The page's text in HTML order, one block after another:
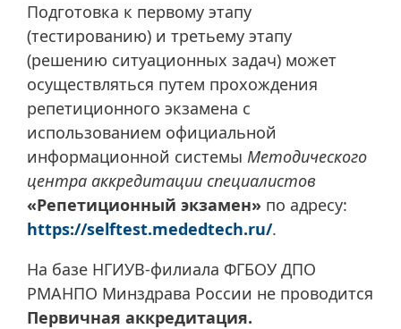
Подготовка к первому этапу
(тестированию) и третьему этапу
(решению ситуационных задач) может
осуществляться путем прохождения
репетиционного экзамена с
использованием официальной
информационной системы Методического
центра аккредитации специалистов
«Репетиционный экзамен» по адресу:
https://selftest.mededtech.ru/.
На базе НГИУВ-филиала ФГБОУ ДПО
РМАНПО Минздрава России не проводится
Первичная аккредитация.